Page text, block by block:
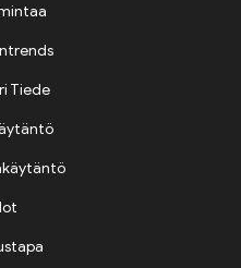
Tiede